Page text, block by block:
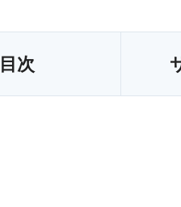
目次